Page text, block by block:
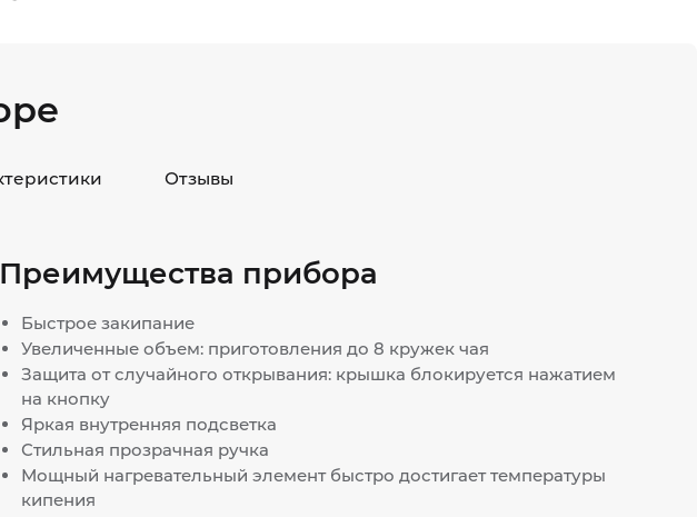
Отзывы
Преимущества прибора
Быстрое закипание
Увеличенные объем: приготовления до 8 кружек чая
Защита от случайного открывания: крышка блокируется нажатием
на кнопку
Яркая внутренняя подсветка
Стильная прозрачная ручка
Мощный нагревательный элемент быстро достигает температуры
кипения